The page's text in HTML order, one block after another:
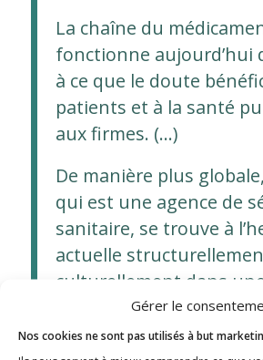
Gérer le
Nos cookies ne sont pas utilisés à but
La chaîne du
fonctionne aujourd’hui
à ce que le doute
patients et à la santé
aux firmes. (…)
De manière plus globale,
qui est une agence de
sanitaire, se trouve à
actuelle
culturellement dans
de conflit d’intérêt.(…)
coopération